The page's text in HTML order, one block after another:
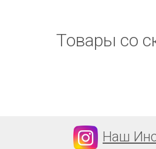
Товары со
Наш